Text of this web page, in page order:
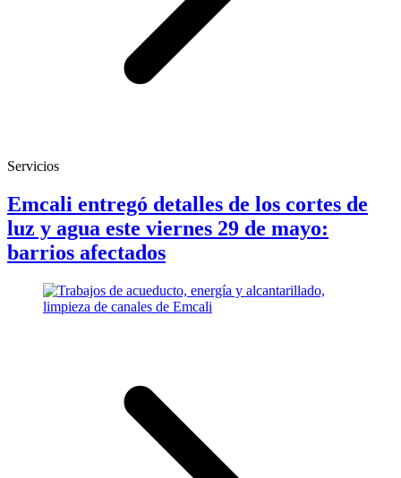
Servicios
Emcali entregó detalles de los cortes de
luz y agua este viernes 29 de mayo:
barrios afectados